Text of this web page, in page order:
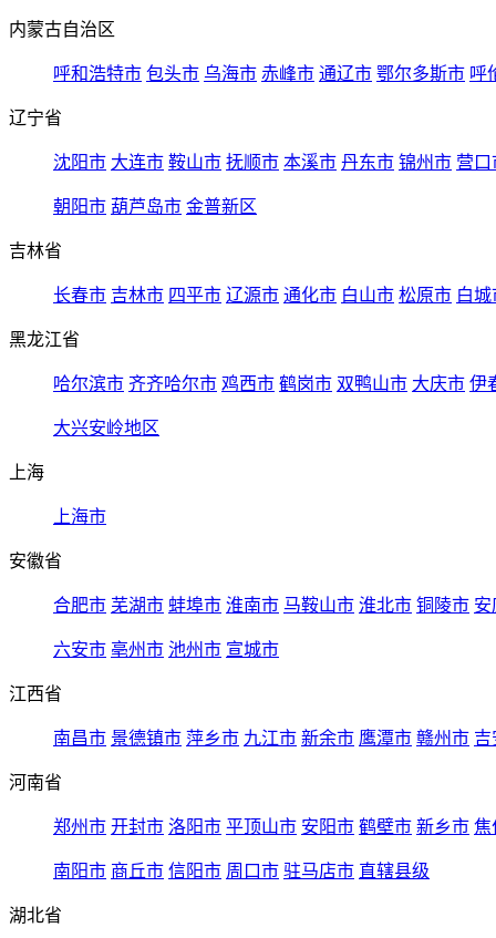
内蒙古自治区
呼和浩特市 包头市 乌海市 赤峰市 通辽市 鄂尔多斯市 呼
辽宁省
沈阳市 大连市 鞍山市 抚顺市 本溪市 丹东市 锦州市 营口
朝阳市 葫芦岛市 金普新区
吉林省
长春市 吉林市 四平市 辽源市 通化市 白山市 松原市 白城
黑龙江省
哈尔滨市 齐齐哈尔市 鸡西市 鹤岗市 双鸭山市 大庆市 伊
大兴安岭地区
上海
上海市
安徽省
合肥市 芜湖市 蚌埠市 淮南市 马鞍山市 淮北市 铜陵市 安
六安市 亳州市 池州市 宣城市
江西省
南昌市 景德镇市 萍乡市 九江市 新余市 鹰潭市 赣州市 吉
河南省
郑州市 开封市 洛阳市 平顶山市 安阳市 鹤壁市 新乡市 焦
南阳市 商丘市 信阳市 周口市 驻马店市 直辖县级
湖北省